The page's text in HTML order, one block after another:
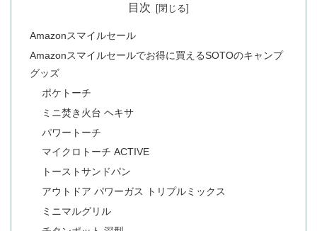
目次
Amazonスマイルセール
Amazonスマイルセールでお得に買えるSOTOのキャンプ
グッズ
ポケトーチ
ミニ焚き火台 ヘキサ
パワートーチ
マイクロトーチ ACTIVE
トーストサンドパン
アウトドア パワーガス トリプルミックス
ミニマルグリル